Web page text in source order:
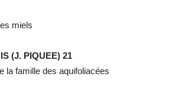
miels
(J. PIQUEE) 21
la famille des aquifoliacées